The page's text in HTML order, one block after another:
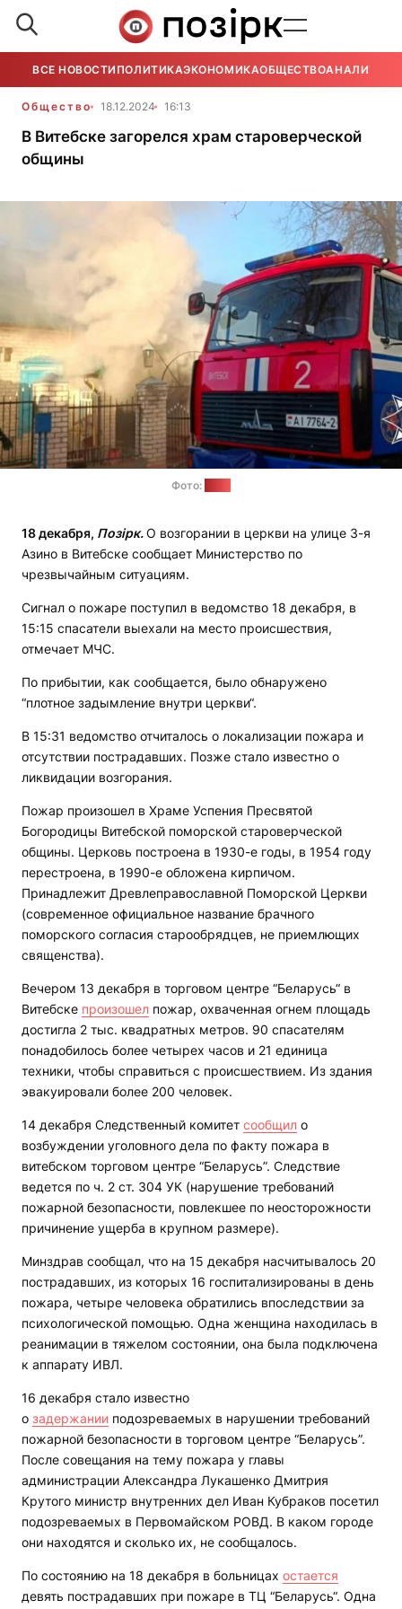
ВСЕ НОВОСТИ ПОЛИТИКАЭКОНОМИКАОБЩЕСТВОАНАЛИТИКА
Общество 18.12.2024 16:13
В Витебске загорелся храм староверческой
общины
Фото:
18 декабря, Позірк.О возгорании в церкви на улице 3-я
Азино в Витебске сообщает Министерство по
чрезвычайным ситуациям.
Сигнал о пожаре поступил в ведомство 18 декабря, в
15:15 спасатели выехали на место происшествия,
отмечает МЧС.
По прибытии, как сообщается, было обнаружено
“плотное задымление внутри церкви“.
В 15:31 ведомство отчиталось о локализации пожара и
отсутствии пострадавших. Позже стало известно о
ликвидации возгорания.
Пожар произошел в Храме Успения Пресвятой
Богородицы Витебской поморской староверческой
общины. Церковь построена в 1930-е годы, в 1954 году
перестроена, в 1990-е обложена кирпичом.
Принадлежит Древлеправославной Поморской Церкви
(современное официальное название брачного
поморского согласия старообрядцев, не приемлющих
священства).
Вечером 13 декабря в торговом центре “Беларусь“ в
Витебске произошел пожар, охваченная огнем площадь
достигла 2 тыс. квадратных метров. 90 спасателям
понадобилось более четырех часов и 21 единица
техники, чтобы справиться с происшествием. Из здания
эвакуировали более 200 человек.
14 декабря Следственный комитет сообщил о
возбуждении уголовного дела по факту пожара в
витебском торговом центре “Беларусь”. Следствие
ведется по ч. 2 ст. 304 УК (нарушение требований
пожарной безопасности, повлекшее по неосторожности
причинение ущерба в крупном размере).
Минздрав сообщал, что на 15 декабря насчитывалось 20
пострадавших, из которых 16 госпитализированы в день
пожара, четыре человека обратились впоследствии за
психологической помощью. Одна женщина находилась в
реанимации в тяжелом состоянии, она была подключена
к аппарату ИВЛ.
16 декабря стало известно
о задержании подозреваемых в нарушении требований
пожарной безопасности в торговом центре “Беларусь”.
После совещания на тему пожара у главы
администрации Александра Лукашенко Дмитрия
Крутого министр внутренних дел Иван Кубраков посетил
подозреваемых в Первомайском РОВД. В каком городе
они находятся и сколько их, не сообщалось.
По состоянию на 18 декабря в больницах остается
девять пострадавших при пожаре в ТЦ “Беларусь“. Одна